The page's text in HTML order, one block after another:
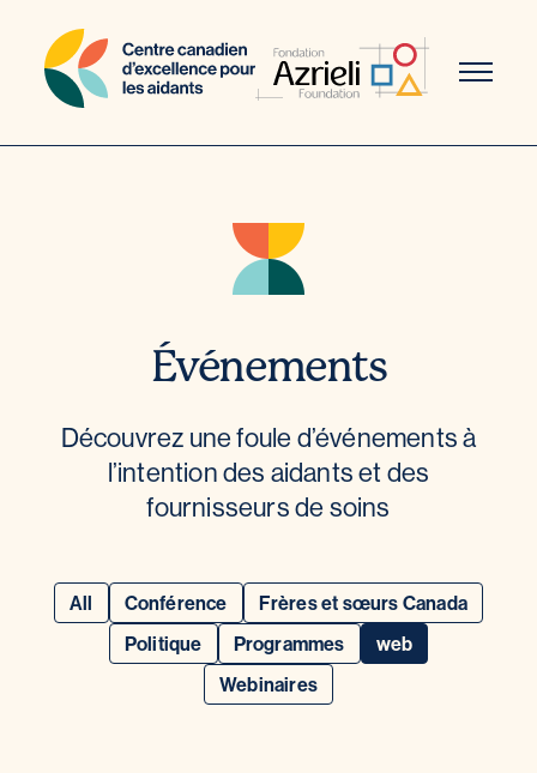
Événements
Découvrez une foule d’événements à
l’intention des aidants et des
fournisseurs de soins
All Conférence
Frères et sœurs Canada
Politique
Programmes
web
Webinaires